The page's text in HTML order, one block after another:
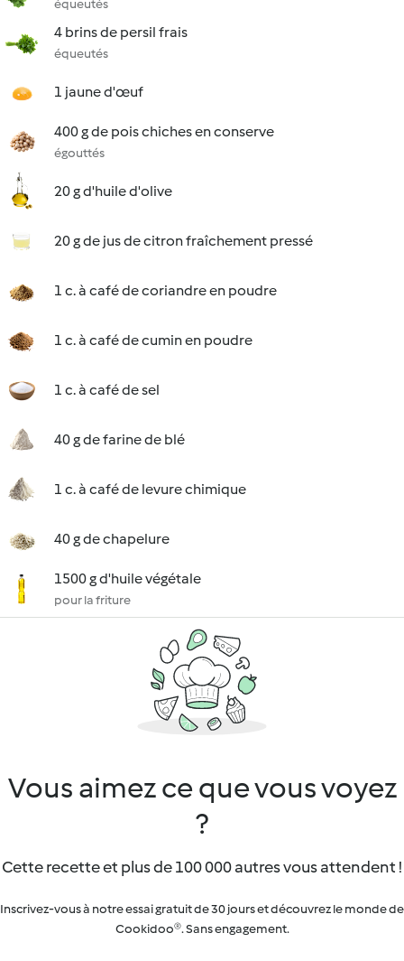
équeutés
4 brins de persil frais
équeutés
1 jaune d'œuf
400 g de pois chiches en conserve
égouttés
20 g d'huile d'olive
20 g de jus de citron fraîchement pressé
1 c. à café de coriandre en poudre
1 c. à café de cumin en poudre
1 c. à café de sel
40 g de farine de blé
1 c. à café de levure chimique
40 g de chapelure
1500 g d'huile végétale
pour la friture
Vous aimez ce que vous voyez
?
Cette recette et plus de 100 000 autres vous attendent !
Inscrivez-vous à notre essai gratuit de 30 jours et découvrez le monde de
Cookidoo®. Sans engagement.